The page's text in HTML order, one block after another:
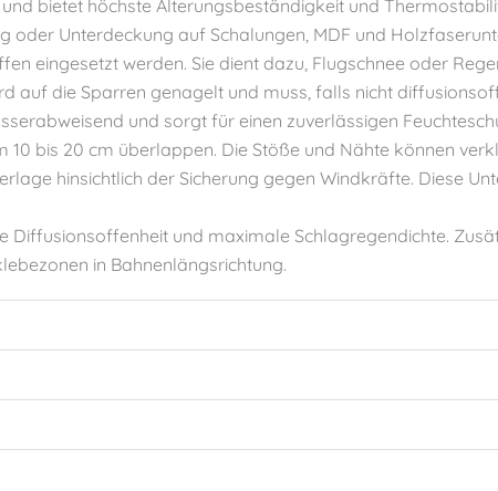
bietet höchste Alterungsbeständigkeit und
oder Unterdeckung auf Schalungen, MDF und
eingesetzt werden. Sie dient dazu, Flugschnee oder
auf die Sparren genagelt und muss, falls nicht
und sorgt für einen zuverlässigen
bis 20 cm überlappen. Die Stöße und Nähte können
hinsichtlich der Sicherung gegen Windkräfte. Diese
Diffusionsoffenheit und maximale Schlagregendichte.
in Bahnenlängsrichtung.